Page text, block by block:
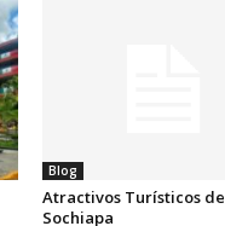
Blog
Atractivos Turísticos de
Sochiapa